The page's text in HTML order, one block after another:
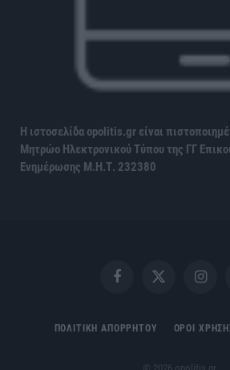
Η ιστοσελίδα opolitis.gr είναι
Μητρώο Ηλεκτρονικού Τύπου της ΓΓ
Ενημέρωσης Μ.Η.Τ. 232380
FacebookX
ΠΟΛΙΤΙΚΗ ΑΠΟΡΡΗΤΟΥ ΟΡΟΙ